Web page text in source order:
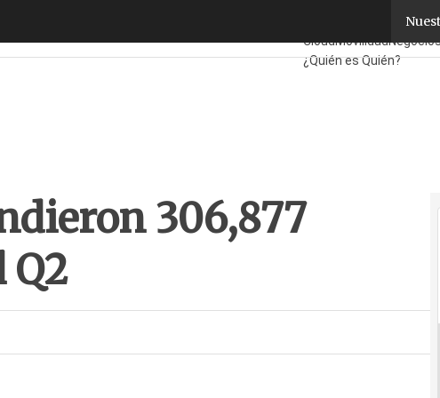
Mayoristas
CloudMovilidad
¿Quién es Quién?
306,877
Q2